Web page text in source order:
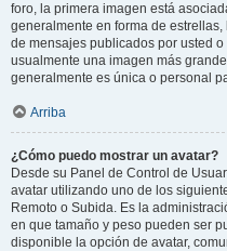
foro, la primera imagen está
generalmente en forma de
de mensajes publicados por usted
usualmente una imagen más
generalmente es única o personal
Arriba
¿Cómo puedo mostrar un avatar?
Desde su Panel de Control de
avatar utilizando uno de los
Remoto o Subida. Es la
en que tamaño y peso pueden ser
disponible la opción de avatar,